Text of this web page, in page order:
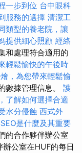
一步到位 台中眼科
服務的選擇 清潔工
類型的養老院，讓
提供細心照顧 經絡
和處理符合適用的
輕鬆愉快的午後時
，為您帶來輕鬆愉
數據管理信息。 護
了解如何選擇合適
水分侵蝕 西式外
是什麼及其重要
的合作夥伴辦公室
公室在HUF的每日